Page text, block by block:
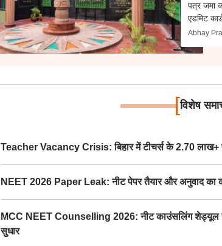
पत्र जमा
एडमिट
Abhay
[विशेष
Teacher Vacancy Crisis: बिहार में टीचर्स के 2.70 लाख+
NEET 2026 Paper Leak: नीट पेपर तैयार और अनुवाद का
MCC NEET Counselling 2026: नीट काउंसलिंग शेड्यूल
सुधार